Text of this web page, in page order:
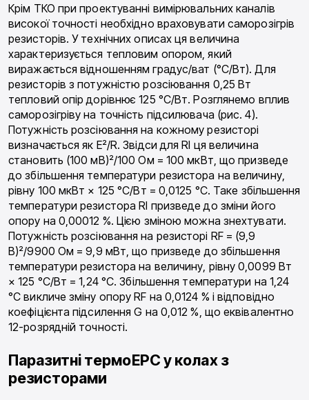
Крім ТКО при проектуванні вимірювальних каналів
високої точності необхідно враховувати саморозігрів
резисторів. У технічних описах ця величина
характеризується тепловим опором, який
виражається відношенням градус/ват (°С/Вт). Для
резисторів з потужністю розсіювання 0,25 Вт
тепловий опір дорівнює 125 °С/Вт. Розглянемо вплив
саморозігріву на точність підсилювача (рис. 4).
Потужність розсіювання на кожному резисторі
визначається як Е²/R. Звідси для RI ця величина
становить (100 мВ)²/100 Ом = 100 мкВт, що призведе
до збільшення температури резистора на величину,
рівну 100 мкВт × 125 °С/Вт = 0,0125 °С. Таке збільшення
температури резистора RI призведе до зміни його
опору на 0,00012 %. Цією зміною можна знехтувати.
Потужність розсіювання на резисторі RF = (9,9
В)²/9900 Ом = 9,9 мВт, що призведе до збільшення
температури резистора на величину, рівну 0,0099 Вт
× 125 °С/Вт = 1,24 °С. Збільшення температури на 1,24
°С викличе зміну опору RF на 0,0124 % і відповідно
коефіцієнта підсилення G на 0,012 %, що еквівалентно
12-розрядній точності.
Паразитні термоЕРС у колах з
резисторами